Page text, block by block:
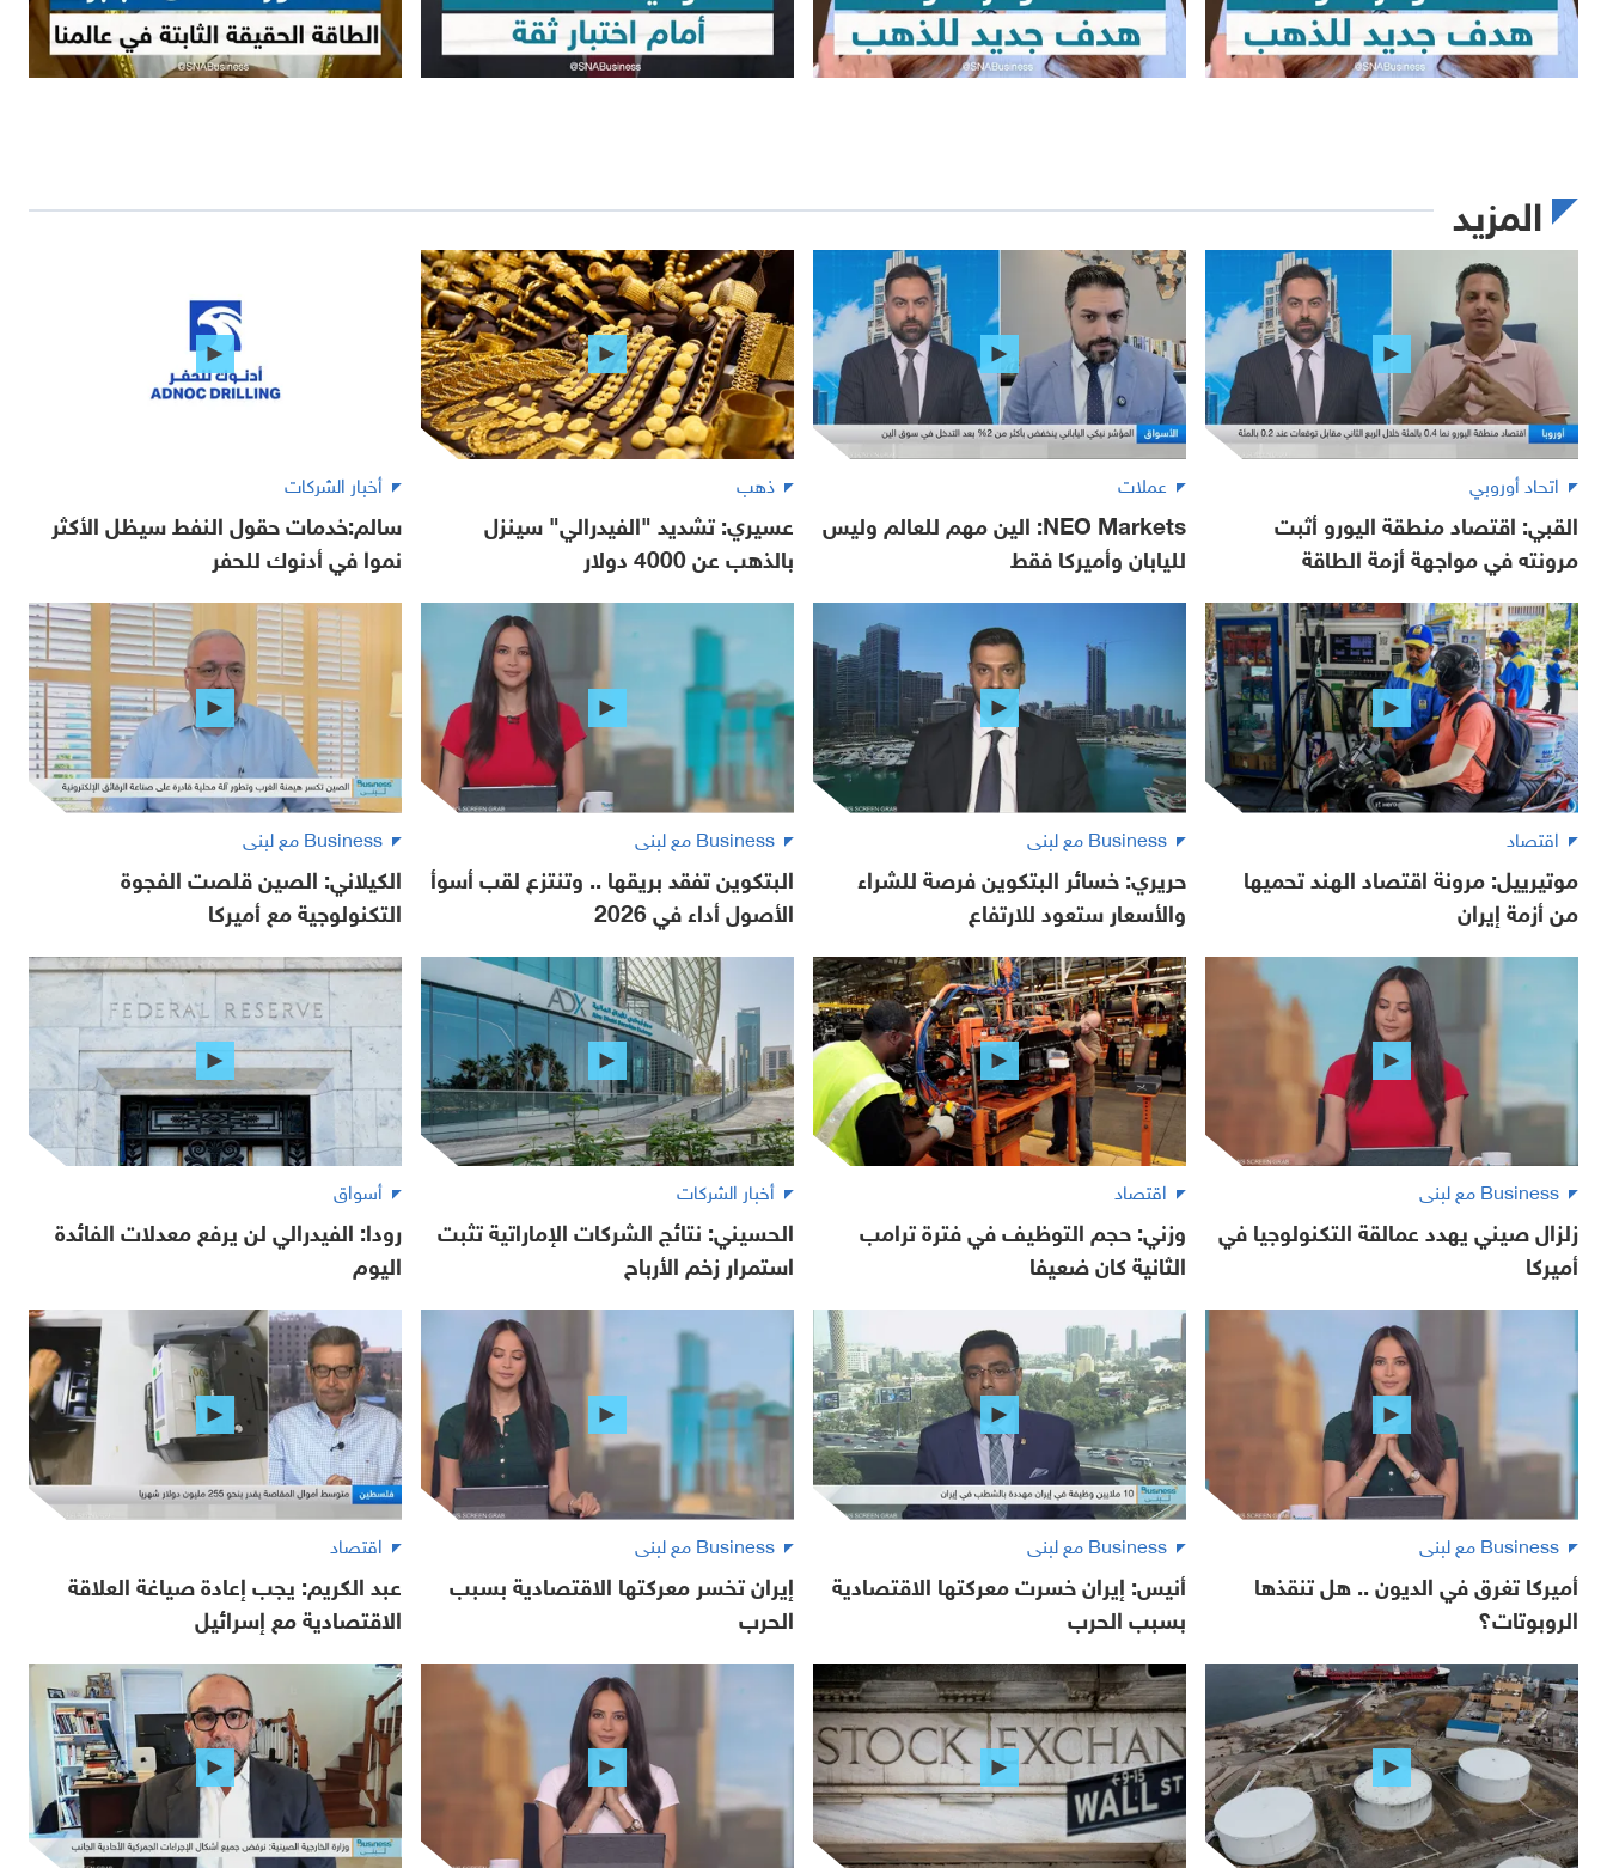
المزيد
اتحاد أوروبي
القبي: اقتصاد منطقة اليورو أثبت
مرونته في مواجهة أزمة الطاقة
عملات
NEO Markets: الين مهم للعالم وليس
لليابان وأميركا فقط
ذهب
عسيري: تشديد "الفيدرالي" سينزل
بالذهب عن 4000 دولار
أخبار الشركات
سالم:خدمات حقول النفط سيظل الأكثر
نموا في أدنوك للحفر
اقتصاد
موتيرييل: مرونة اقتصاد الهند تحميها
من أزمة إيران
Business مع لبنى
حريري: خسائر البتكوين فرصة للشراء
والأسعار ستعود للارتفاع
Business مع لبنى
البتكوين تفقد بريقها .. وتنتزع لقب أسوأ
الأصول أداء في 2026
Business مع لبنى
الكيلاني: الصين قلصت الفجوة
التكنولوجية مع أميركا
Business مع لبنى
زلزال صيني يهدد عمالقة التكنولوجيا في
أميركا
اقتصاد
وزني: حجم التوظيف في فترة ترامب
الثانية كان ضعيفا
أخبار الشركات
الحسيني: نتائج الشركات الإماراتية تثبت
استمرار زخم الأرباح
أسواق
رودا: الفيدرالي لن يرفع معدلات الفائدة
اليوم
Business مع لبنى
أميركا تغرق في الديون .. هل تنقذها
الروبوتات؟
Business مع لبنى
أنيس: إيران خسرت معركتها الاقتصادية
بسبب الحرب
Business مع لبنى
إيران تخسر معركتها الاقتصادية بسبب
الحرب
اقتصاد
عبد الكريم: يجب إعادة صياغة العلاقة
الاقتصادية مع إسرائيل